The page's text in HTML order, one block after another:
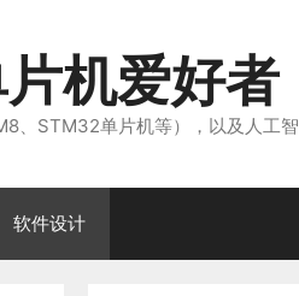
机爱好者
、STM32单片机等），以及人工智
软件设计